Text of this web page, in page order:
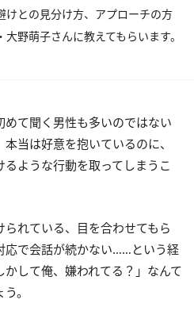
けとの見分け方、アプローチの方
野萌子さんに教えてもらいます。
めて聞く男性も多いのではない
当は好意を抱いているのに、
ような行動を取ってしまうこ
れている、目を合わせてもら
応で会話が続かない……という経
して俺、嫌われてる？」なんて
。